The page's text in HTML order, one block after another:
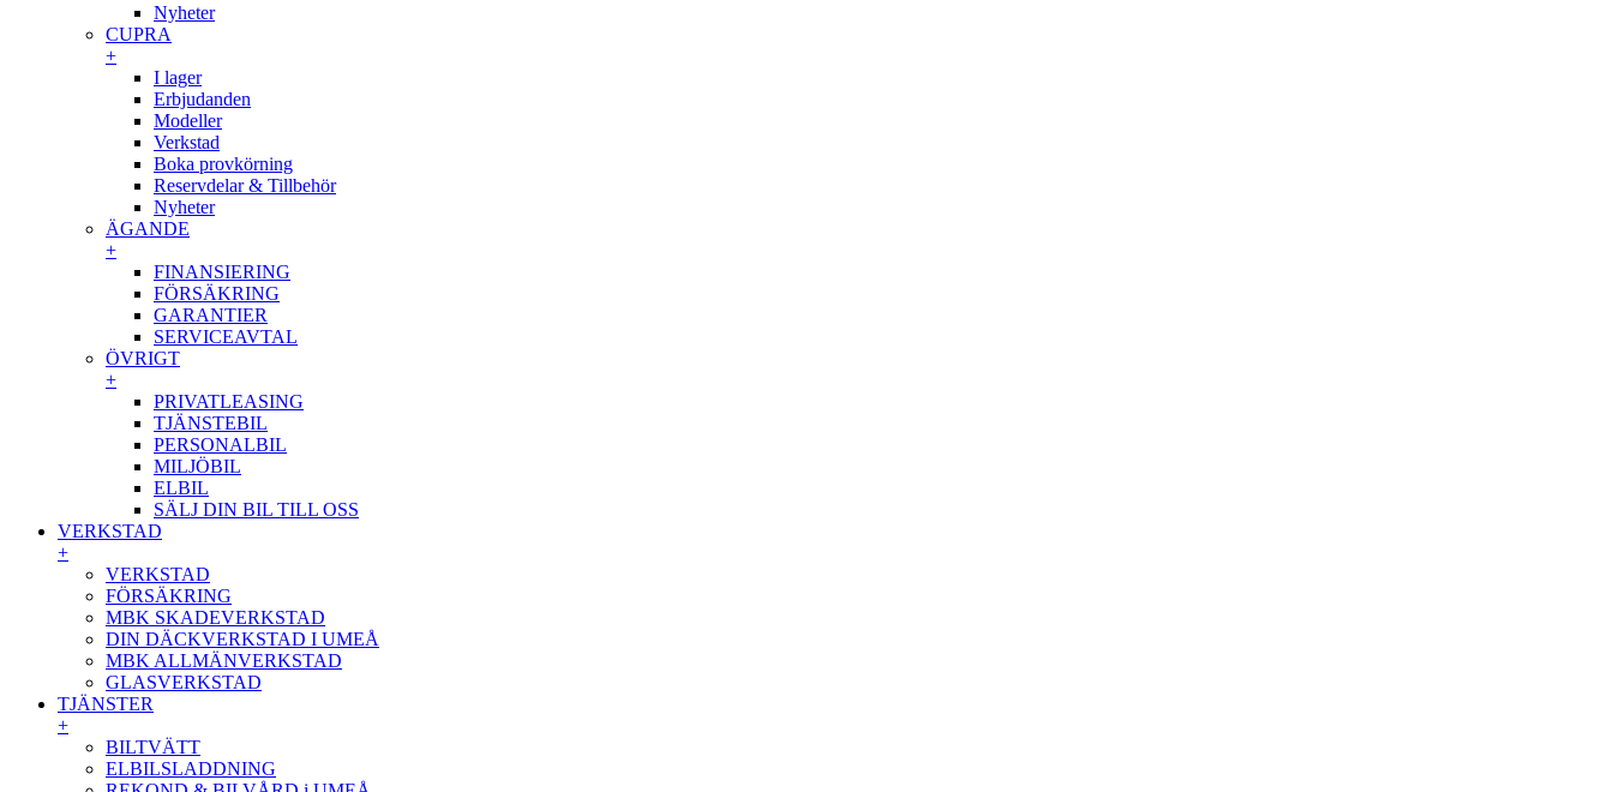
Nyheter
CUPRA
+
I lager
Erbjudanden
Modeller
Verkstad
Boka provkörning
Reservdelar & Tillbehör
Nyheter
ÄGANDE
+
FINANSIERING
FÖRSÄKRING
GARANTIER
SERVICEAVTAL
ÖVRIGT
+
PRIVATLEASING
TJÄNSTEBIL
PERSONALBIL
MILJÖBIL
ELBIL
SÄLJ DIN BIL TILL OSS
VERKSTAD
+
VERKSTAD
FÖRSÄKRING
MBK SKADEVERKSTAD
DIN DÄCKVERKSTAD I UMEÅ
MBK ALLMÄNVERKSTAD
GLASVERKSTAD
TJÄNSTER
+
BILTVÄTT
ELBILSLADDNING